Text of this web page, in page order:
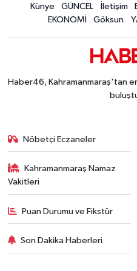
Künye GÜNCEL İletişim
EKONOMİ
Göksun
Haber46, Kahramanmaraş'tan
Nöbetçi Eczaneler
Kahramanmaraş Namaz
Vakitleri
Puan Durumu ve Fikstür
Son Dakika Haberleri